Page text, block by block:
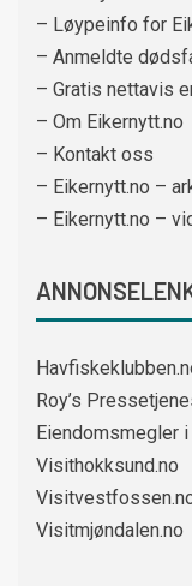
– Løypeinfo for
– Anmeldte
– Gratis nettavis
– Om Eikernytt.no
– Kontakt oss
– Eikernytt.no –
– Eikernytt.no –
Roy’s
Eiendomsmegler i
Visithokksund.no
Visitmjøndalen.no